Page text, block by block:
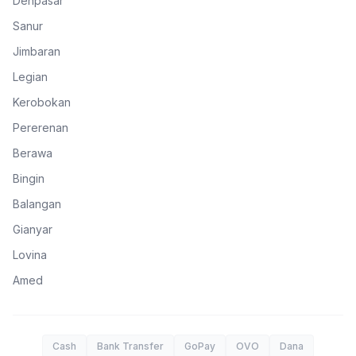
Sanur
Jimbaran
Legian
Kerobokan
Pererenan
Berawa
Bingin
Balangan
Gianyar
Lovina
Amed
Cash Bank Transfer GoPay OVO Dana